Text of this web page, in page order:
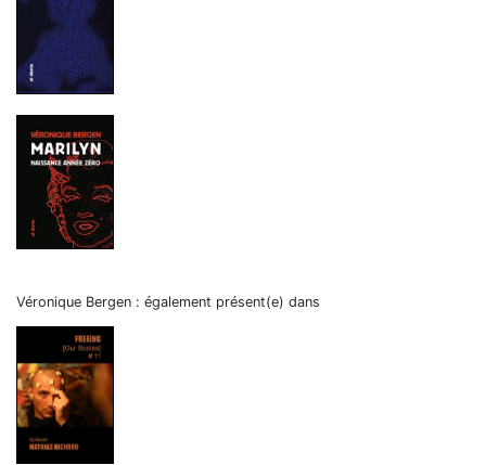
Véronique Bergen : également présent(e) dans